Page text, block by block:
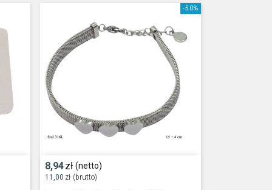
8,94zł (netto)
11,00 zł (brutto)
-50%